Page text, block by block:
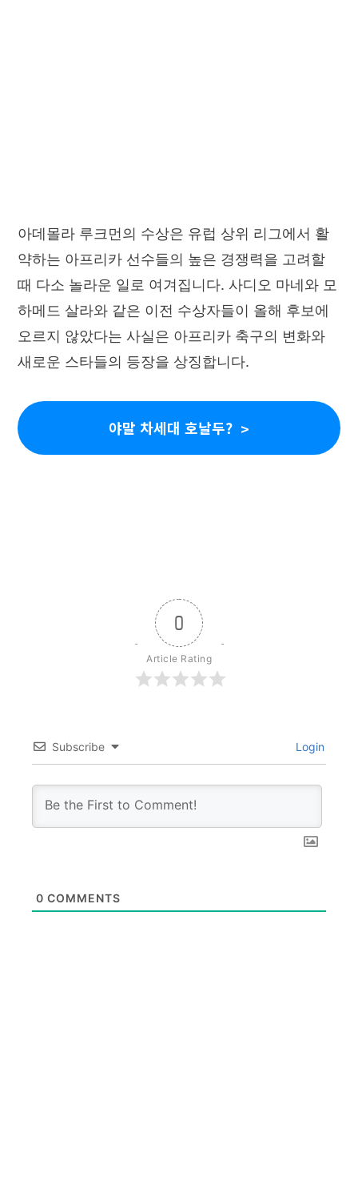
아데몰라 루크먼의 수상은 유럽 상위 리그에서 활
약하는 아프리카 선수들의 높은 경쟁력을 고려할
때 다소 놀라운 일로 여겨집니다. 사디오 마네와 모
하메드 살라와 같은 이전 수상자들이 올해 후보에
오르지 않았다는 사실은 아프리카 축구의 변화와
새로운 스타들의 등장을 상징합니다.
야말 차세대 호날두?
0
Article Rating
Subscribe Login
0 COMMENTS